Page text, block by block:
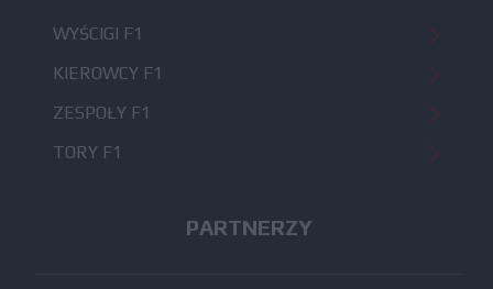
WYŚCIGI F1
KIEROWCY F1
ZESPOŁY F1
TORY F1
PARTNERZY